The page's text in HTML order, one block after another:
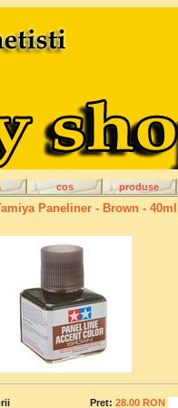
produse
cos
Paneliner - Brown - 40ml
Pret: 28.00 RON